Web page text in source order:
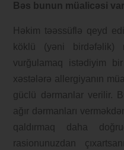
Bəs bunun müalicəsi
Həkim təəssüflə qeyd
köklü (yəni birdəfəlik)
vurğulamaq istədiyim
xəstələrə allergiyanın
güclü dərmanlar verilir.
ağır dərmanları
qaldırmaq daha
rasionunuzdan